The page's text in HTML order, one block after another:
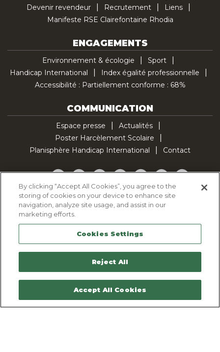
Devenir revendeur
Recrutement
Liens
Manifeste RSE Clairefontaine Rhodia
ENGAGEMENTS
Environnement & écologie
Sport
Handicap International
Index égalité professionnelle
Accessibilité : Partiellement conforme : 68%
COMMUNICATION
Espace presse
Actualités
Poster Harcèlement Scolaire
Planisphère Handicap International
Contact
Facebook
TwitterYouTubePinterestInstagramLinkedInTikTok
Politique d'utilisation des cookies
Politique de confidentialité
Mentions légales
Plan du site
Contactez-nous
By clicking “Accept All Cookies”, you agree to the
storing of cookies on your device to enhance site
navigation, analyze site usage, and assist in our
marketing efforts.
Cookies Settings
Reject All
Accept All Cookies